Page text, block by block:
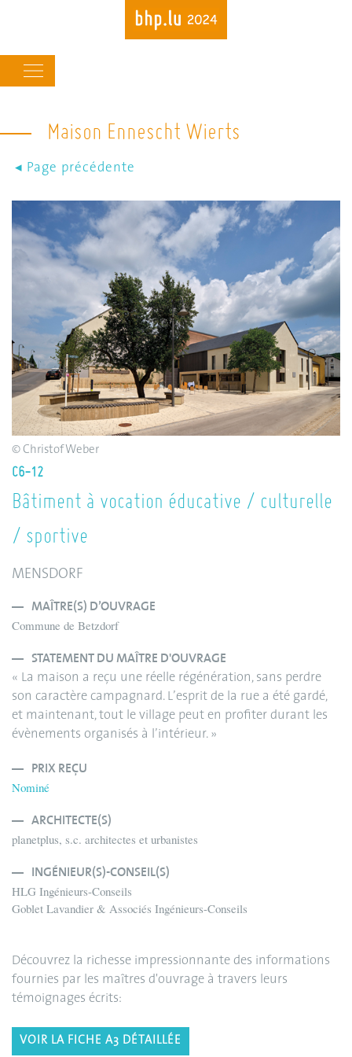
Skip
to
navigation
Maison Ennescht Wierts
C6-12
Bâtiment à vocation éducative / culturelle
/ sportive
MENSDORF
MAÎTRE(S) D’OUVRAGE
Commune de Betzdorf
STATEMENT DU MAÎTRE D'OUVRAGE
« La maison a reçu une réelle régénération, sans perdre
son caractère campagnard. L’esprit de la rue a été gardé,
et maintenant, tout le village peut en profiter durant les
évènements organisés à l’intérieur. »
PRIX REÇU
Nominé
ARCHITECTE(S)
planetplus, s.c. architectes et urbanistes
INGÉNIEUR(S)-CONSEIL(S)
HLG Ingénieurs-Conseils
Goblet Lavandier & Associés Ingénieurs-Conseils
Découvrez la richesse impressionnante des informations
fournies par les maîtres d'ouvrage à travers leurs
témoignages écrits:
VOIR LA FICHE A3 DÉTAILLÉE
© Christof Weber